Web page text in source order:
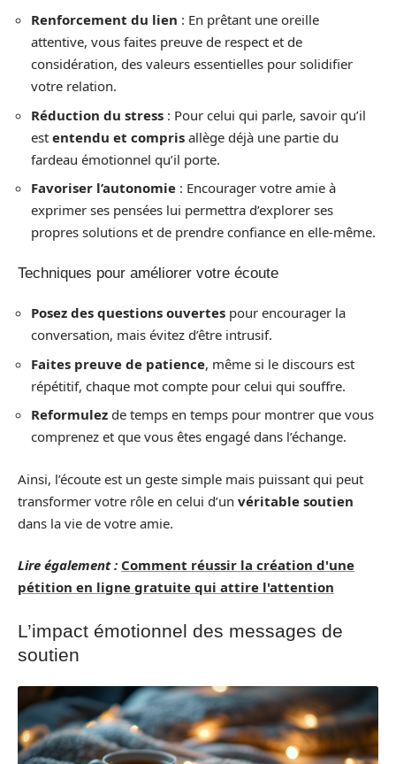
Renforcement du lien : En prêtant une oreille
attentive, vous faites preuve de respect et de
considération, des valeurs essentielles pour solidifier
votre relation.
Réduction du stress : Pour celui qui parle, savoir qu’il
est entendu et compris allège déjà une partie du
fardeau émotionnel qu’il porte.
Favoriser l’autonomie : Encourager votre amie à
exprimer ses pensées lui permettra d’explorer ses
propres solutions et de prendre confiance en elle-même.
Techniques pour améliorer votre écoute
Posez des questions ouvertes pour encourager la
conversation, mais évitez d’être intrusif.
Faites preuve de patience, même si le discours est
répétitif, chaque mot compte pour celui qui souffre.
Reformulez de temps en temps pour montrer que vous
comprenez et que vous êtes engagé dans l’échange.
Ainsi, l’écoute est un geste simple mais puissant qui peut
transformer votre rôle en celui d’un véritable soutien
dans la vie de votre amie.
Lire également : Comment réussir la création d'une
pétition en ligne gratuite qui attire l'attention
L’impact émotionnel des messages de
soutien